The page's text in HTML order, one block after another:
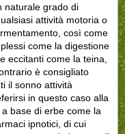
naturale grado di
attività motoria o
così come
come la digestione
eccitanti come la teina,
è consigliato
il sonno attività
in questo caso alla
base di erbe come la
ipnotici, di cui